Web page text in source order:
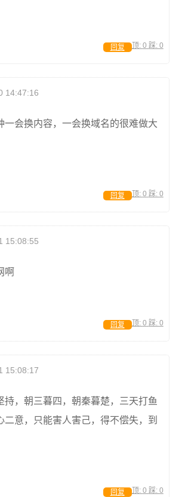
顶: 0 踩: 0
回复
14:47:16
一会换内容，一会换域名的很难做大
顶: 0 踩: 0
回复
15:08:55
啊
顶: 0 踩: 0
回复
15:08:17
持，朝三暮四，朝秦暮楚，三天打鱼
二意，只能害人害己，得不偿失，到
顶: 0 踩: 0
回复